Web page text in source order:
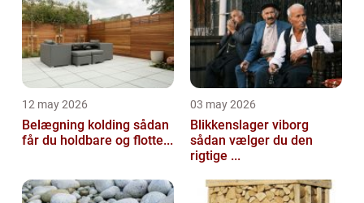
12 may 2026
Belægning kolding sådan
får du holdbare og flotte...
03 may 2026
Blikkenslager viborg
sådan vælger du den
rigtige ...